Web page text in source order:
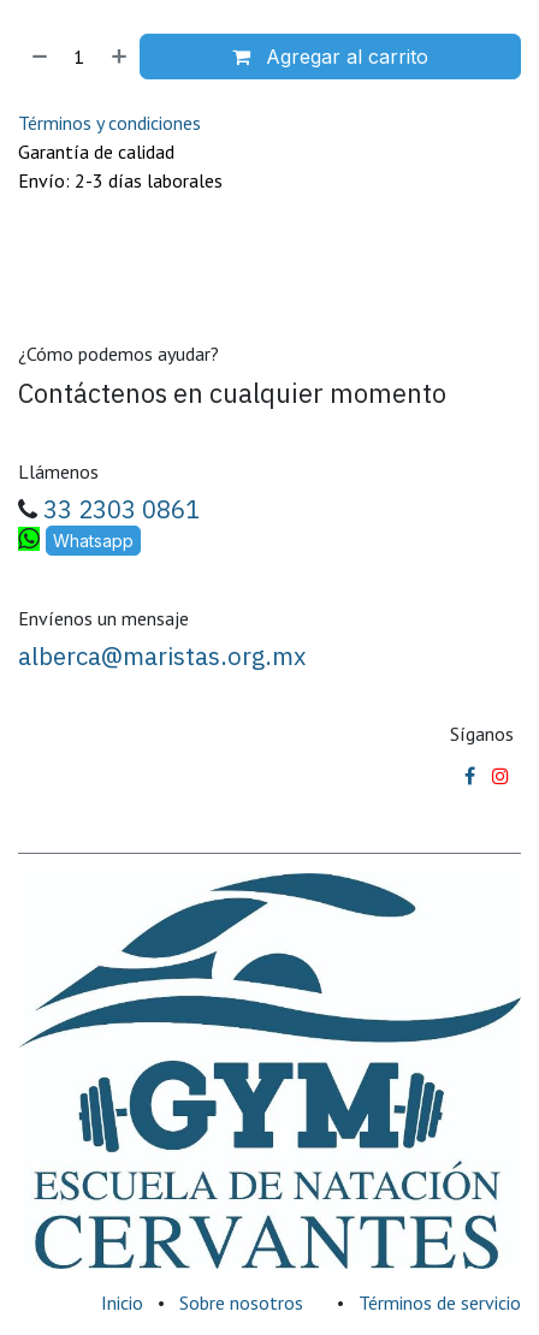
Agregar al carrito
Términos y condiciones
Garantía de calidad
Envío: 2-3 días laborales
¿Cómo podemos ayudar?
Contáctenos en cualquier momento
Llámenos
33 2303 0861
Whatsapp
Envíenos un mensaje
alberca@maristas.org.mx
Síganos
Inicio • Sobre nosotros • Términos de servicio